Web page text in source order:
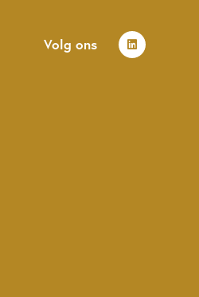
Volg ons